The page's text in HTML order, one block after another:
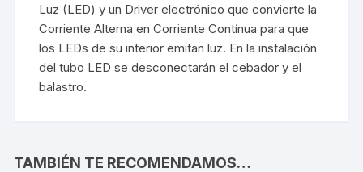
Luz (LED) y un Driver electrónico que convierte la
Corriente Alterna en Corriente Contínua para que
los LEDs de su interior emitan luz. En la instalación
del tubo LED se desconectarán el cebador y el
balastro.
TAMBIÉN TE RECOMENDAMOS…